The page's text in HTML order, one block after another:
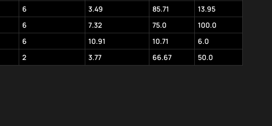
6 3.49 85.71
13.95
6 7.32 75.0
100.0
6 10.91 10.71
6.0
2 3.77 66.67 50.0